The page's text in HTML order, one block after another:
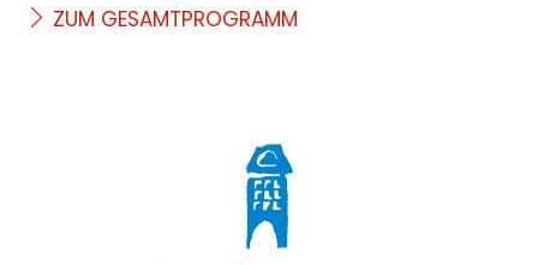
ZUM GESAMTPROGRAMM